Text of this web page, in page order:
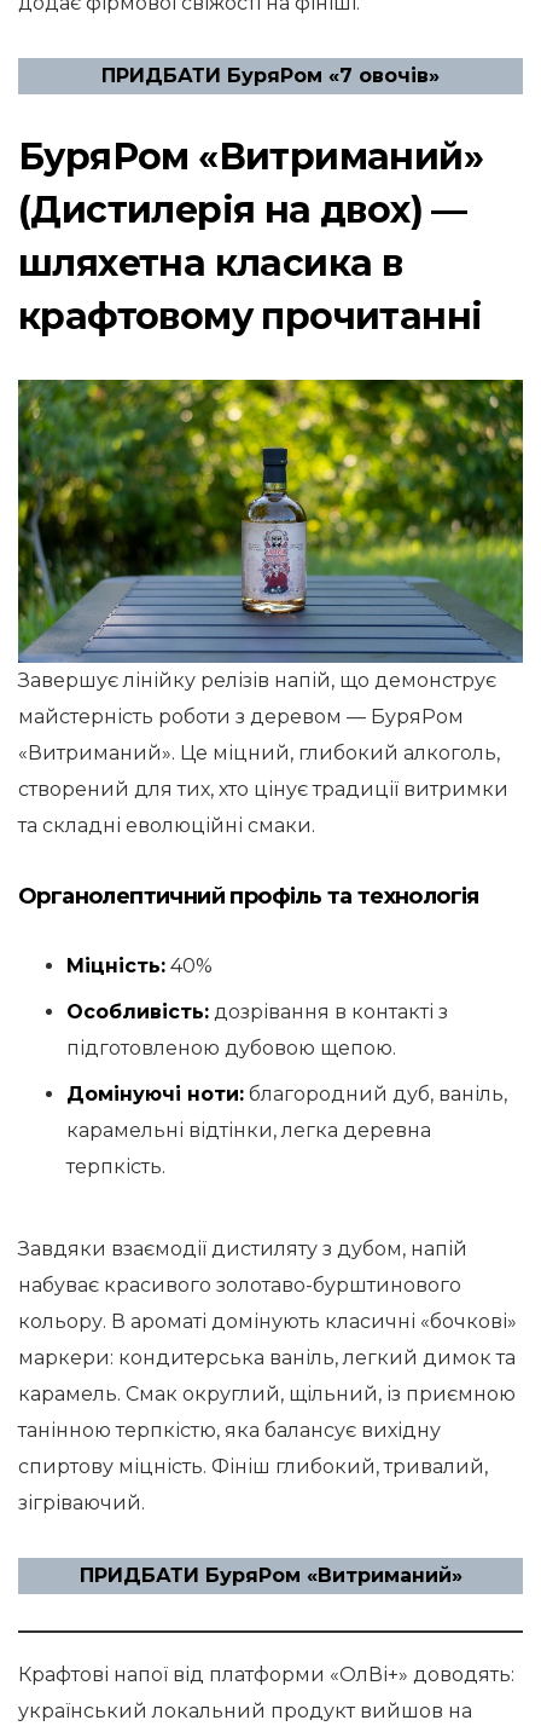
ПРИДБАТИ БуряРом «7 овочів»
БуряРом «Витриманий»
(Дистилерія на двох) —
шляхетна класика в
крафтовому прочитанні
Завершує лінійку релізів напій, що демонструє
майстерність роботи з деревом — БуряРом
«Витриманий». Це міцний, глибокий алкоголь,
створений для тих, хто цінує традиції витримки
та складні еволюційні смаки.
Органолептичний профіль та технологія
Міцність: 40%
Особливість: дозрівання в контакті з
підготовленою дубовою щепою.
Домінуючі ноти: благородний дуб, ваніль,
карамельні відтінки, легка деревна
терпкість.
Завдяки взаємодії дистиляту з дубом, напій
набуває красивого золотаво-бурштинового
кольору. В ароматі домінують класичні «бочкові»
маркери: кондитерська ваніль, легкий димок та
карамель. Смак округлий, щільний, із приємною
танінною терпкістю, яка балансує вихідну
спиртову міцність. Фініш глибокий, тривалий,
зігріваючий.
ПРИДБАТИ БуряРом «Витриманий»
Крафтові напої від платформи «ОлВі+» доводять:
український локальний продукт вийшов на